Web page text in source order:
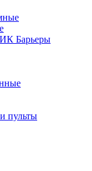
Барьеры
пульты